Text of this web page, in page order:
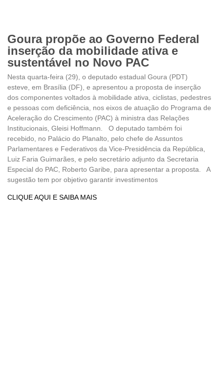
Goura propõe ao Governo Federal
inserção da mobilidade ativa e
sustentável no Novo PAC
Nesta quarta-feira (29), o deputado estadual Goura (PDT)
esteve, em Brasília (DF), e apresentou a proposta de inserção
dos componentes voltados à mobilidade ativa, ciclistas, pedestres
e pessoas com deficiência, nos eixos de atuação do Programa de
Aceleração do Crescimento (PAC) à ministra das Relações
Institucionais, Gleisi Hoffmann. O deputado também foi
recebido, no Palácio do Planalto, pelo chefe de Assuntos
Parlamentares e Federativos da Vice-Presidência da República,
Luiz Faria Guimarães, e pelo secretário adjunto da Secretaria
Especial do PAC, Roberto Garibe, para apresentar a proposta. A
sugestão tem por objetivo garantir investimentos
CLIQUE AQUI E SAIBA MAIS